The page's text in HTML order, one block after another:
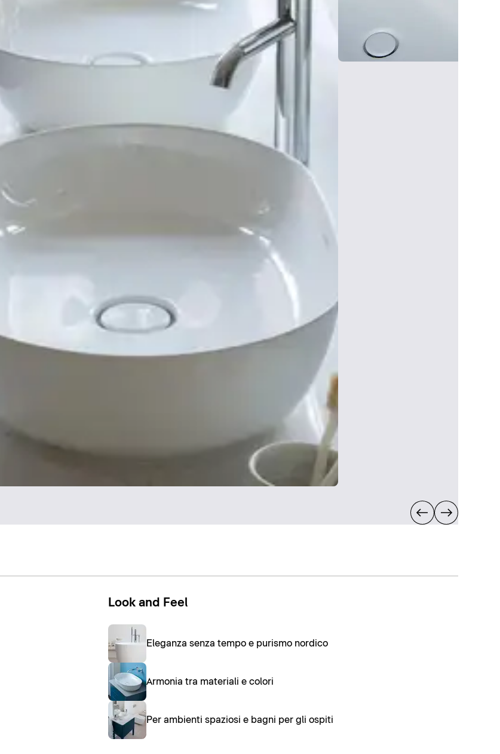
Look and Feel
Eleganza senza tempo e purismo nordico
Armonia tra materiali e colori
Per ambienti spaziosi e bagni per gli ospiti